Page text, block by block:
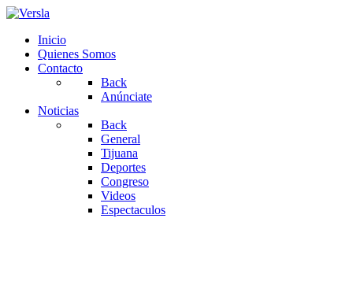
Inicio
Quienes Somos
Contacto
Back
Anúnciate
Noticias
Back
General
Tijuana
Deportes
Congreso
Videos
Espectaculos